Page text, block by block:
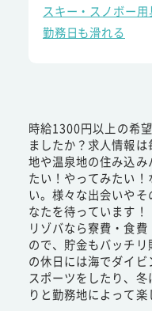
スキー・スノボー
勤務日も滑れる
時給1300円以上の希
ましたか？求人情報
地や温泉地の住み込
たい！やってみたい
い。様々な出会いや
なたを待っています！
リゾバなら寮費・食
ので、貯金もバッチ
の休日には海でダイ
スポーツをしたり、
りと勤務地によって楽